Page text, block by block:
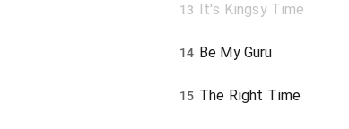
13 It's Kingsy Time
14 Be My Guru
15 The Right Time